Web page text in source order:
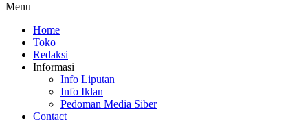
Menu
Home
Toko
Redaksi
Informasi
Info Liputan
Info Iklan
Pedoman Media Siber
Contact